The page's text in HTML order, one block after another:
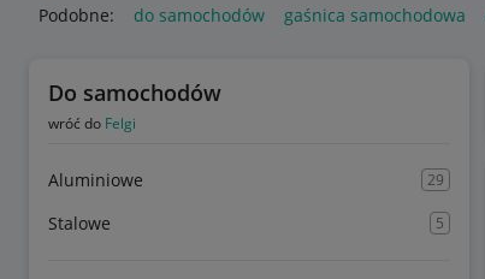
Podobne: do samochodów gaśnica samochodowa
Do samochodów
wróć do Felgi
Aluminiowe 29
Stalowe 5